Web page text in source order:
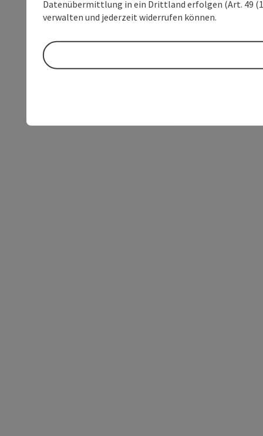
Datenübermittlung in ein Drittland erfolgen (Art. 49
verwalten und jederzeit widerrufen können.